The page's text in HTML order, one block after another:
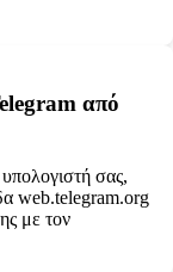
από
σας,
web.telegram.org
με τον